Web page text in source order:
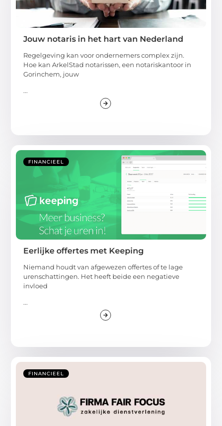
Jouw notaris in het hart van Nederland
Regelgeving kan voor ondernemers complex zijn.
Hoe kan ArkelStad notarissen, een notariskantoor in
Gorinchem, jouw
...
FINANCIEEL
Eerlijke offertes met Keeping
Niemand houdt van afgewezen offertes of te lage
urenschattingen. Het heeft beide een negatieve
invloed
...
FINANCIEEL